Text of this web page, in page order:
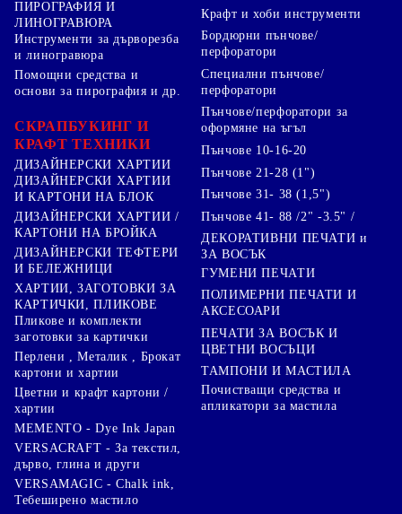
ПИРОГРАФИЯ И
ЛИНОГРАВЮРА
Инструменти за дърворезба
и линогравюра
Помощни средства и
основи за пирография и др.
СКРАПБУКИНГ И
КРАФТ ТЕХНИКИ
ДИЗАЙНЕРСКИ ХАРТИИ
ДИЗАЙНЕРСКИ ХАРТИИ
И КАРТОНИ НА БЛОК
ДИЗАЙНЕРСКИ ХАРТИИ /
КАРТОНИ НА БРОЙКА
ДИЗАЙНЕРСКИ ТЕФТЕРИ
И БЕЛЕЖНИЦИ
ХАРТИИ, ЗАГОТОВКИ ЗА
КАРТИЧКИ, ПЛИКОВЕ
Пликове и комплекти
заготовки за картички
Перлени , Металик , Брокат
картони и хартии
Цветни и крафт картони /
хартии
Крафт и хоби инструменти
Бордюрни пънчове/
перфоратори
Специални пънчове/
перфоратори
Пънчове/перфоратори за
оформяне на ъгъл
Пънчове 10-16-20
Пънчове 21-28 (1")
Пънчове 31- 38 (1,5")
Пънчове 41- 88 /2" -3.5" /
ДЕКОРАТИВНИ ПЕЧАТИ и
ЗА ВОСЪК
ГУМЕНИ ПЕЧАТИ
ПОЛИМЕРНИ ПЕЧАТИ И
АКСЕСОАРИ
ПЕЧАТИ ЗА ВОСЪК И
ЦВЕТНИ ВОСЪЦИ
ТАМПОНИ И МАСТИЛА
Почистващи средства и
апликатори за мастила
MEMENTO - Dye Ink Japan
VERSACRAFT - За текстил,
дърво, глина и други
VERSAMAGIC - Chalk ink,
Тебеширено мастило